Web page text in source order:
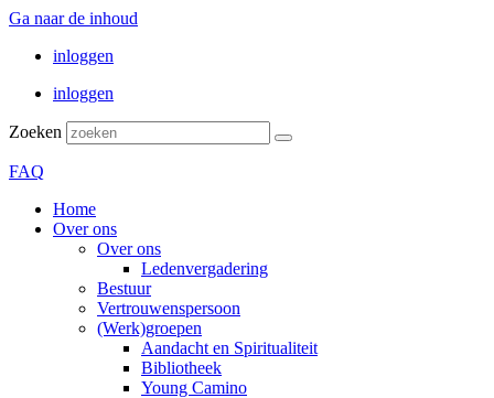
Ga naar de inhoud
inloggen
inloggen
Zoeken
FAQ
Home
Over ons
Over ons
Ledenvergadering
Bestuur
Vertrouwenspersoon
(Werk)groepen
Aandacht en Spiritualiteit
Bibliotheek
Young Camino